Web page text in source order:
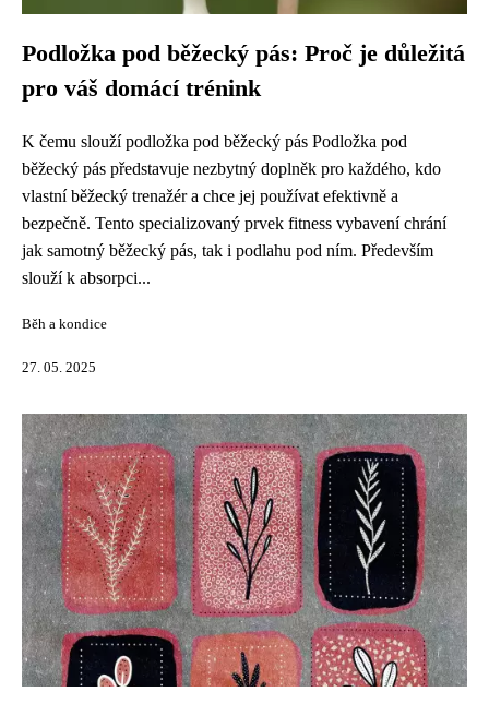
Podložka pod běžecký pás: Proč je důležitá
pro váš domácí trénink
K čemu slouží podložka pod běžecký pás Podložka pod
běžecký pás představuje nezbytný doplněk pro každého, kdo
vlastní běžecký trenažér a chce jej používat efektivně a
bezpečně. Tento specializovaný prvek fitness vybavení chrání
jak samotný běžecký pás, tak i podlahu pod ním. Především
slouží k absorpci...
Běh a kondice
27. 05. 2025